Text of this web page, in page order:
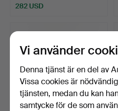
282 USD
Vi använder
Denna tjänst är en del av
Vissa cookies är
tjänsten, medan du kan
samtycke för de som